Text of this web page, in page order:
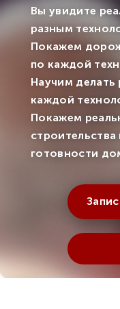
Вы увидите
разным
Покажем
по каждой
Научим делать
каждой
Покажем
готовности